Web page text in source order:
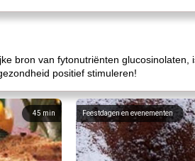
bron van fytonutriënten
positief stimuleren!
45 min Feestdagen en evenementen